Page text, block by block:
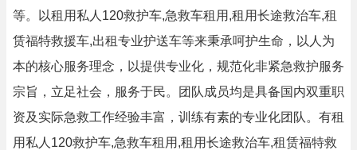
等。以租用私人120救护车,急救车租用,租用长途救治车,租
赁福特救援车,出租专业护送车等来秉承呵护生命，以人为
本的核心服务理念，以提供专业化，规范化非紧急救护服务
宗旨，立足社会，服务于民。团队成员均是具备国内双重职
资及实际急救工作经验丰富，训练有素的专业化团队。有租
用私人120救护车,急救车租用,租用长途救治车,租赁福特救